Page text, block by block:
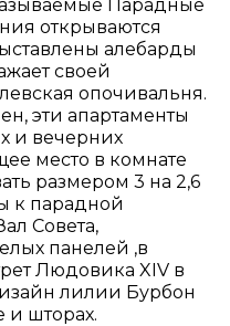
Парадные
открываются
алебарды
своей
опочивальня.
эти апартаменты
и вечерних
место в комнате
размером 3 на 2,6
к парадной
Совета,
панелей ,в
Людовика XIV в
лилии Бурбон
и шторах.